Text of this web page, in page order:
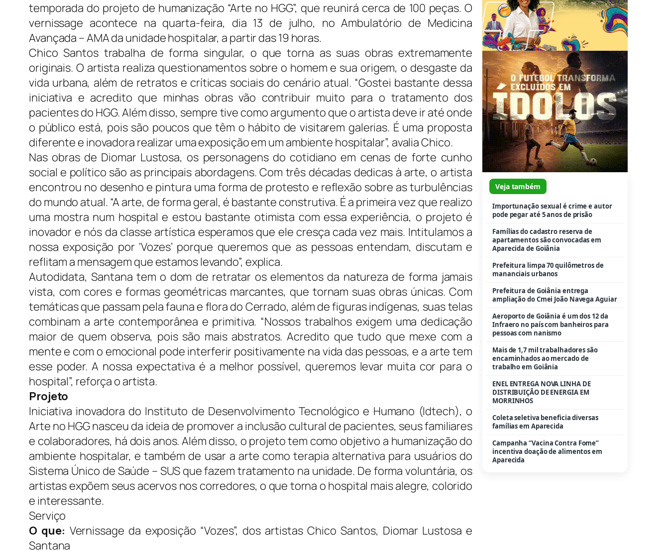
temporada do projeto de humanização “Arte no HGG”, que reunirá cerca de 100 peças. O
vernissage acontece na quarta-feira, dia 13 de julho, no Ambulatório de Medicina
Avançada – AMA da unidade hospitalar, a partir das 19 horas.
Chico Santos trabalha de forma singular, o que torna as suas obras extremamente
originais. O artista realiza questionamentos sobre o homem e sua origem, o desgaste da
vida urbana, além de retratos e críticas sociais do cenário atual. “Gostei bastante dessa
iniciativa e acredito que minhas obras vão contribuir muito para o tratamento dos
pacientes do HGG. Além disso, sempre tive como argumento que o artista deve ir até onde
o público está, pois são poucos que têm o hábito de visitarem galerias. É uma proposta
diferente e inovadora realizar uma exposição em um ambiente hospitalar”, avalia Chico.
Nas obras de Diomar Lustosa, os personagens do cotidiano em cenas de forte cunho
social e político são as principais abordagens. Com três décadas dedicas à arte, o artista
encontrou no desenho e pintura uma forma de protesto e reflexão sobre as turbulências
do mundo atual. “A arte, de forma geral, é bastante construtiva. É a primeira vez que realizo
uma mostra num hospital e estou bastante otimista com essa experiência, o projeto é
inovador e nós da classe artística esperamos que ele cresça cada vez mais. Intitulamos a
nossa exposição por ‘Vozes’ porque queremos que as pessoas entendam, discutam e
reflitam a mensagem que estamos levando”, explica.
Autodidata, Santana tem o dom de retratar os elementos da natureza de forma jamais
vista, com cores e formas geométricas marcantes, que tornam suas obras únicas. Com
temáticas que passam pela fauna e flora do Cerrado, além de figuras indígenas, suas telas
combinam a arte contemporânea e primitiva. “Nossos trabalhos exigem uma dedicação
maior de quem observa, pois são mais abstratos. Acredito que tudo que mexe com a
mente e com o emocional pode interferir positivamente na vida das pessoas, e a arte tem
esse poder. A nossa expectativa é a melhor possível, queremos levar muita cor para o
hospital”, reforça o artista.
Projeto
Iniciativa inovadora do Instituto de Desenvolvimento Tecnológico e Humano (Idtech), o
Arte no HGG nasceu da ideia de promover a inclusão cultural de pacientes, seus familiares
e colaboradores, há dois anos. Além disso, o projeto tem como objetivo a humanização do
ambiente hospitalar, e também de usar a arte como terapia alternativa para usuários do
Sistema Único de Saúde – SUS que fazem tratamento na unidade. De forma voluntária, os
artistas expõem seus acervos nos corredores, o que torna o hospital mais alegre, colorido
e interessante.
Serviço
O que: Vernissage da exposição “Vozes”, dos artistas Chico Santos, Diomar Lustosa e
Santana
Veja também
Importunação sexual é crime e autor
pode pegar até 5 anos de prisão
Famílias do cadastro reserva de
apartamentos são convocadas em
Aparecida de Goiânia
Prefeitura limpa 70 quilômetros de
mananciais urbanos
Prefeitura de Goiânia entrega
ampliação do Cmei João Navega Aguiar
Aeroporto de Goiânia é um dos 12 da
Infraero no país com banheiros para
pessoas com nanismo
Mais de 1,7 mil trabalhadores são
encaminhados ao mercado de
trabalho em Goiânia
ENEL ENTREGA NOVA LINHA DE
DISTRIBUIÇÃO DE ENERGIA EM
MORRINHOS
Coleta seletiva beneficia diversas
famílias em Aparecida
Campanha “Vacina Contra Fome”
incentiva doação de alimentos em
Aparecida